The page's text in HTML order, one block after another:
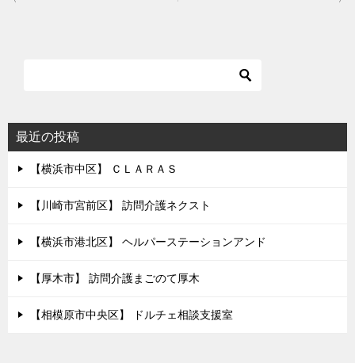
シ
ョ
最近の投稿
【横浜市中区】 ＣＬＡＲＡＳ
【川崎市宮前区】 訪問介護ネクスト
【横浜市港北区】 ヘルパーステーションアンド
【厚木市】 訪問介護まごのて厚木
【相模原市中央区】 ドルチェ相談支援室